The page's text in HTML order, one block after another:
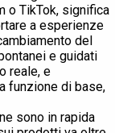
o TikTok, significa
a esperienze
del
e guidati
reale, e
funzione di base,
sono in rapida